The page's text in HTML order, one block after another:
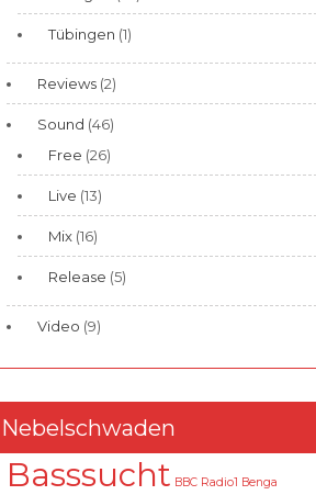
Tübingen (1)
Reviews (2)
Sound (46)
Free (26)
Live (13)
Mix (16)
Release (5)
Video (9)
Nebelschwaden
Basssucht BBC Radio1 Benga